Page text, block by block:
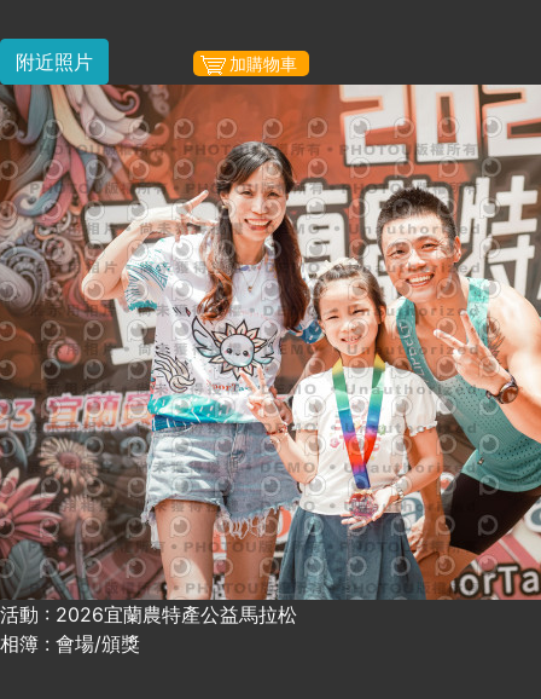
附近照片 加購物車
活動 : 2026宜蘭農特產公益馬拉松
相簿 : 會場/頒獎